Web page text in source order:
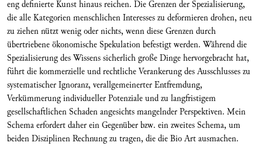
eng definierte Kunst hinaus reichen. Die Grenzen der Spezialisierung,
die alle Kategorien menschlichen Interesses zu deformieren drohen, neu
zu ziehen nützt wenig oder nichts, wenn diese Grenzen durch
übertriebene ökonomische Spekulation befestigt werden. Während die
Spezialisierung des Wissens sicherlich große Dinge hervorgebracht hat,
führt die kommerzielle und rechtliche Verankerung des Ausschlusses zu
systematischer Ignoranz, verallgemeinerter Entfremdung,
Verkümmerung individueller Potenziale und zu langfristigem
gesellschaftlichen Schaden angesichts mangelnder Perspektiven. Mein
Schema erfordert daher ein Gegenüber bzw. ein zweites Schema, um
beiden Disziplinen Rechnung zu tragen, die die Bio Art ausmachen.